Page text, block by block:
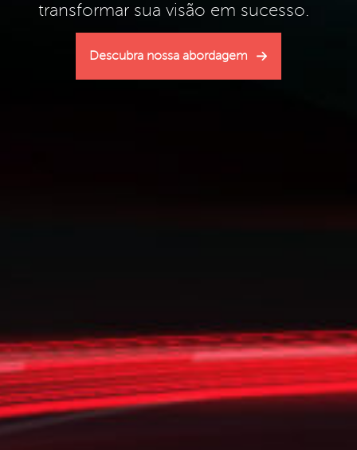
transformar sua visão em sucesso.
Descubra nossa abordagem